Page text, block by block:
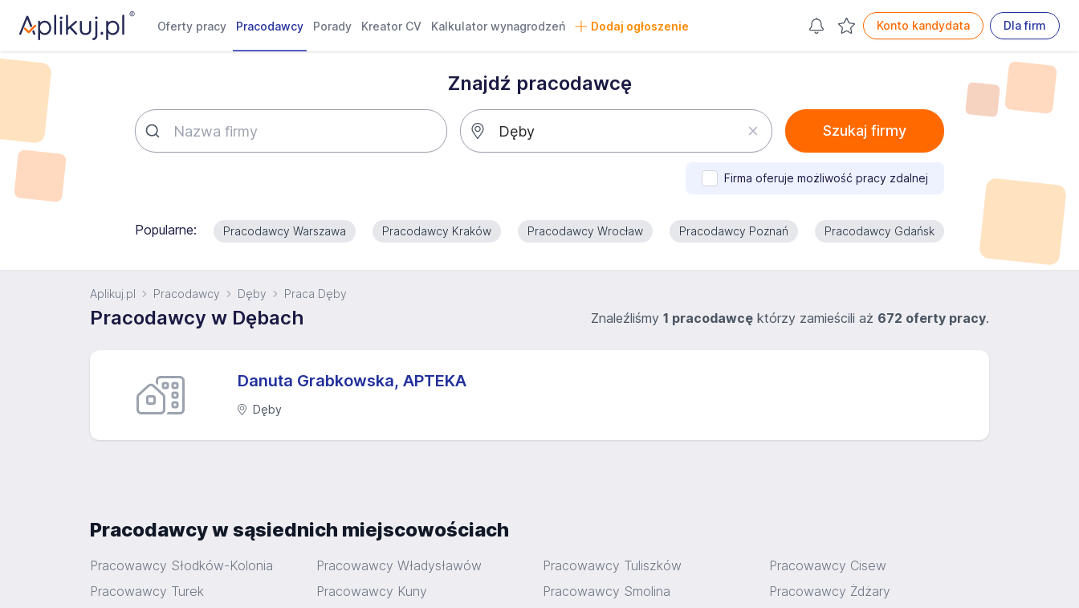
Oferty pracy Pracodawcy Porady Kreator CV Kalkulator wynagrodzeń Dodaj ogłoszenie Konto kandydata Dla firm
Znajdź pracodawcę
Szukaj firmy
Firma oferuje możliwość pracy zdalnej
Popularne: Pracodawcy Warszawa Pracodawcy Kraków Pracodawcy Wrocław Pracodawcy Poznań Pracodawcy Gdańsk
Aplikuj.pl Pracodawcy Dęby Praca Dęby
Pracodawcy w Dębach Znaleźliśmy 1 pracodawcę którzy zamieścili aż 672 oferty pracy.
Danuta Grabkowska, APTEKA
Dęby
Pracodawcy w sąsiednich miejscowościach
Pracowawcy Słodków-Kolonia Pracowawcy Władysławów Pracowawcy Tuliszków
Pracowawcy Cisew
Pracowawcy Turek
Pracowawcy Kuny Pracowawcy Smolina
Pracowawcy Żdżary